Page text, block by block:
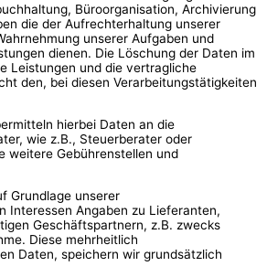
Büroorganisation, Archivierung
die der Aufrechterhaltung unserer
unserer Aufgaben und
dienen. Die Löschung der Daten im
Leistungen und die vertragliche
den, bei diesen Verarbeitungstätigkeiten
hierbei Daten an die
wie z.B., Steuerberater oder
weitere Gebührenstellen und
Grundlage unserer
Interessen Angaben zu Lieferanten,
Geschäftspartnern, z.B. zwecks
Diese mehrheitlich
Daten, speichern wir grundsätzlich